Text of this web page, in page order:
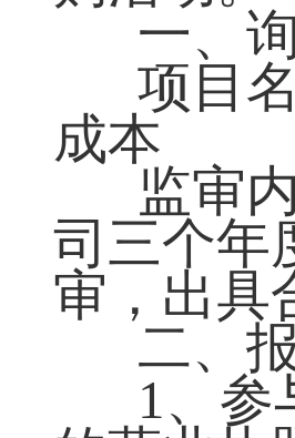
一、
项目
成本
监审
司三个年
审，出具
二、
1、参